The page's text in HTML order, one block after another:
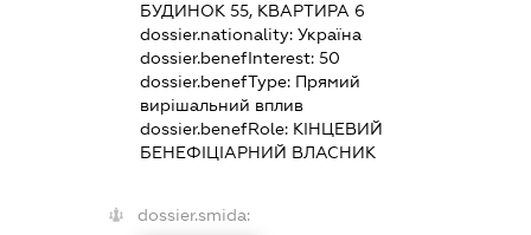
БУДИНОК 55, КВАРТИРА 6
dossier.nationality: Україна
dossier.benefInterest: 50
dossier.benefType: Прямий
вирішальний вплив
dossier.benefRole: КІНЦЕВИЙ
БЕНЕФІЦІАРНИЙ ВЛАСНИК
dossier.smida: